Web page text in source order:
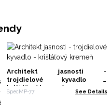
Architekt jasnosti -
trojdielové kyvadlo -
krištáľový kremeň
SpecMP-77 See Details